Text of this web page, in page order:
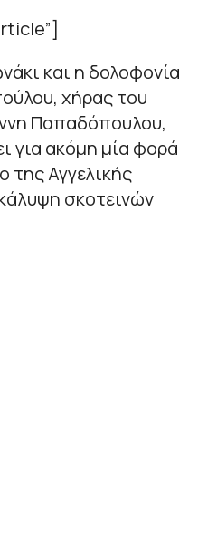
και η δολοφονία
χήρας του
Παπαδόπουλου,
για ακόμη μία φορά
της Αγγελικής
σκοτεινών